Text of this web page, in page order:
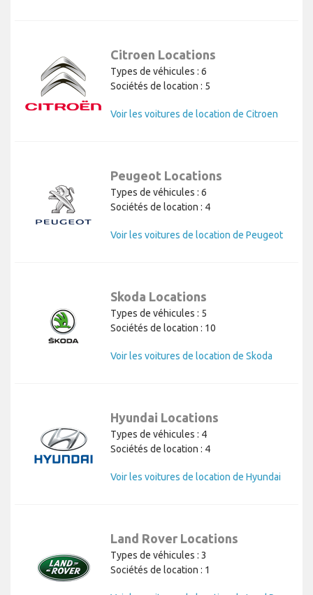
Citroen Locations
Types de véhicules : 6
Sociétés de location : 5
Voir les voitures de location de Citroen
Peugeot Locations
Types de véhicules : 6
Sociétés de location : 4
Voir les voitures de location de Peugeot
Skoda Locations
Types de véhicules : 5
Sociétés de location : 10
Voir les voitures de location de Skoda
Hyundai Locations
Types de véhicules : 4
Sociétés de location : 4
Voir les voitures de location de Hyundai
Land Rover Locations
Types de véhicules : 3
Sociétés de location : 1